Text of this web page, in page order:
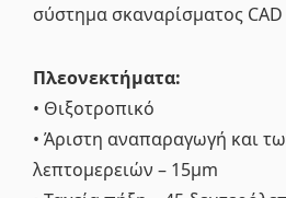
σύστημα σκαναρίσματος CAD
Πλεονεκτήματα:
• Θιξοτροπικό
• Άριστη αναπαραγωγή και
λεπτομερειών – 15μm